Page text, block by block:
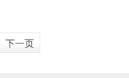
下一页